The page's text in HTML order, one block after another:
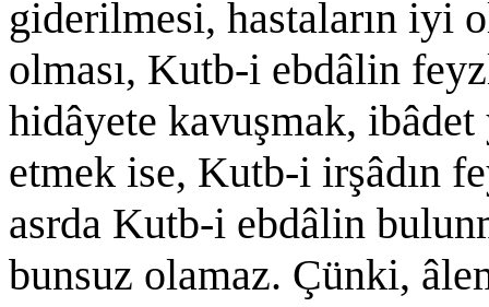
giderilmesi, hastaların iyi
olması, Kutb-i ebdâlin
hidâyete kavuşmak,
etmek ise, Kutb-i irşâdın
asrda Kutb-i ebdâlin
bunsuz olamaz. Çünki,